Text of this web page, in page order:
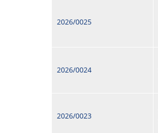
2026/0025
2026/0024
2026/0023